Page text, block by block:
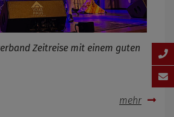
Zeitreise mit einem guten
mehr